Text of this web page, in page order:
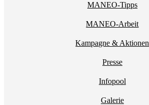
MANEO-Tipps
MANEO-Arbeit
Kampagne & Aktionen
Presse
Infopool
Galerie